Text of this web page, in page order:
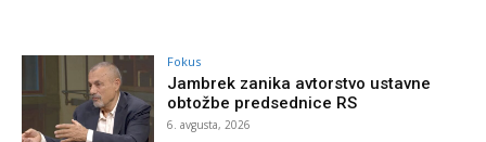
Fokus
Jambrek zanika avtorstvo ustavne
obtožbe predsednice RS
6. avgusta, 2026